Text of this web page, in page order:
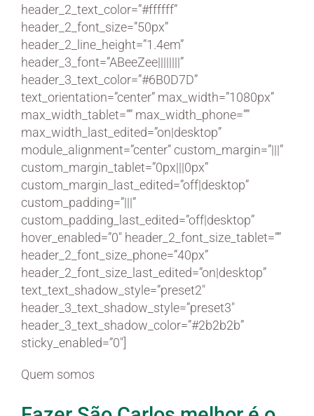
header_2_text_color=”#ffffff”
header_2_font_size=”50px”
header_2_line_height=”1.4em”
header_3_font=”ABeeZee||||||||”
header_3_text_color=”#6B0D7D”
text_orientation=”center” max_width=”1080px”
max_width_tablet=”” max_width_phone=””
max_width_last_edited=”on|desktop”
module_alignment=”center” custom_margin=”|||”
custom_margin_tablet=”0px|||0px”
custom_margin_last_edited=”off|desktop”
custom_padding=”|||”
custom_padding_last_edited=”off|desktop”
hover_enabled=”0″ header_2_font_size_tablet=””
header_2_font_size_phone=”40px”
header_2_font_size_last_edited=”on|desktop”
text_text_shadow_style=”preset2″
header_3_text_shadow_style=”preset3″
header_3_text_shadow_color=”#2b2b2b”
sticky_enabled=”0″]
Quem somos